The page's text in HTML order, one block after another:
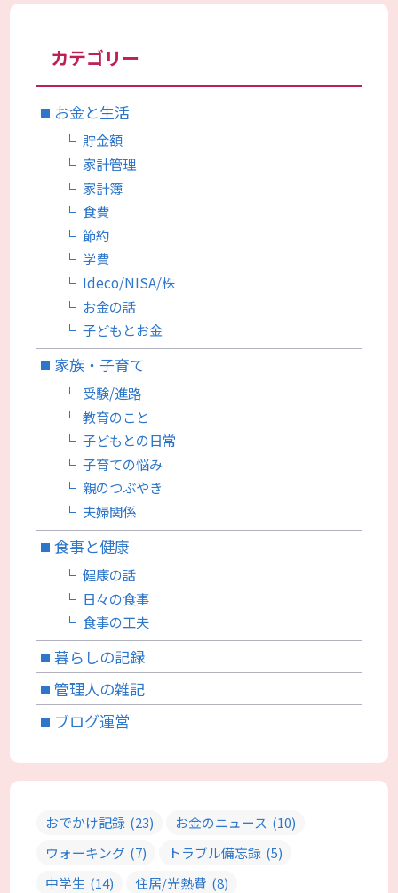
カテゴリー
お金と生活
貯金額
家計管理
家計簿
食費
節約
学費
Ideco/NISA/株
お金の話
子どもとお金
家族・子育て
受験/進路
教育のこと
子どもとの日常
子育ての悩み
親のつぶやき
夫婦関係
食事と健康
健康の話
日々の食事
食事の工夫
暮らしの記録
管理人の雑記
ブログ運営
おでかけ記録 (23) お金のニュース (10)
ウォーキング (7) トラブル備忘録 (5)
中学生 (14) 住居/光熱費 (8)